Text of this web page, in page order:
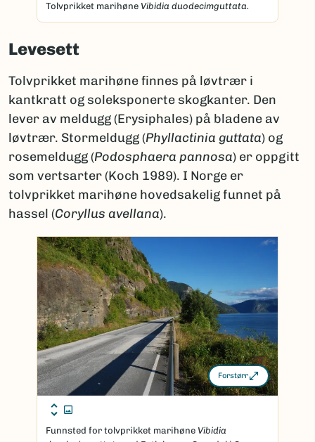
Tolvprikket marihøne Vibidia duodecimguttata.
Levesett
Tolvprikket marihøne finnes på løvtrær i
kantkratt og soleksponerte skogkanter. Den
lever av meldugg (Erysiphales) på bladene av
løvtrær. Stormeldugg (Phyllactinia guttata) og
rosemeldugg (Podosphaera pannosa) er oppgitt
som vertsarter (Koch 1989). I Norge er
tolvprikket marihøne hovedsakelig funnet på
hassel (Coryllus avellana).
Forstørr
Funnsted for tolvprikket marihøne Vibidia